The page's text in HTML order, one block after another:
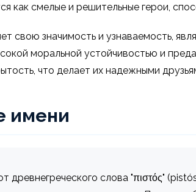
как смелые и решительные герои,
свою значимость и узнаваемость,
моральной устойчивостью и
что делает их надежными
имени
древнегреческого слова "πιστός"